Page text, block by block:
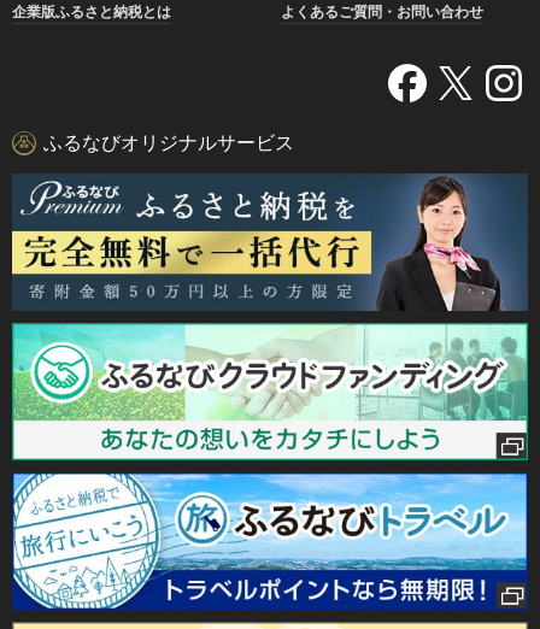
企業版ふるさと納税とは
よくあるご質問・お問い合わせ
ふるなびオリジナルサービス